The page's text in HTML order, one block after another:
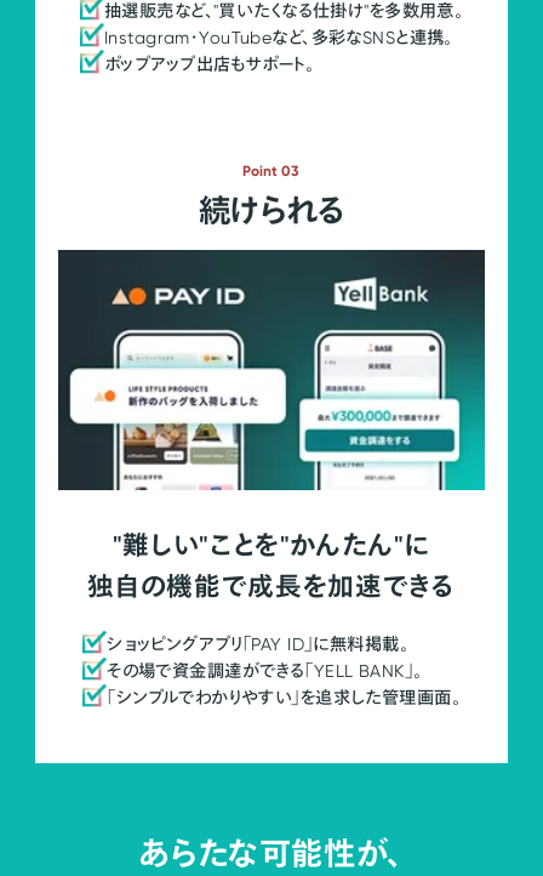
抽選販売など、"買いたくなる仕掛け"を多数用意。
Instagram・YouTubeなど、多彩なSNSと連携。
ポップアップ出店もサポート。
Point 03
続けられる
"難しい"ことを"かんたん"に
独自の機能で成長を加速できる
ショッピングアプリ「PAY ID」に無料掲載。
その場で資金調達ができる「YELL BANK」。
「シンプルでわかりやすい」を追求した管理画面。
あらたな可能性が、